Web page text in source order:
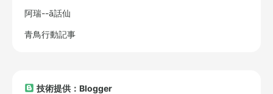
阿瑞--ā話仙
青鳥行動記事
技術提供：Blogger